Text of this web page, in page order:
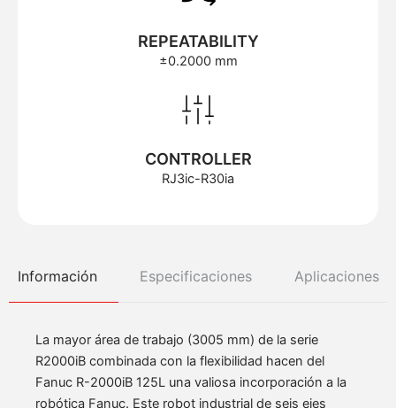
REPEATABILITY
±0.2000 mm
CONTROLLER
RJ3ic-R30ia
Información Especificaciones Aplicaciones
La mayor área de trabajo (3005 mm) de la serie
R2000iB combinada con la flexibilidad hacen del
Fanuc R-2000iB 125L una valiosa incorporación a la
robótica Fanuc. Este robot industrial de seis ejes